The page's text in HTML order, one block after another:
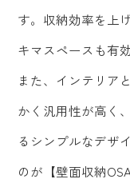
す。収納効率を上
キマスペースも有
また、インテリア
かく汎用性が高く
るシンプルなデザ
のが【壁面収納